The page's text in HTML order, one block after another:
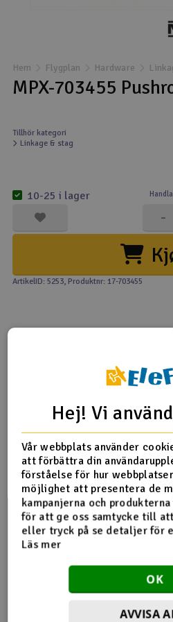
Drönare
Drönare för FPV
Flygplan
Kamerautrustning
Modellbygg- och
Modelljärnväg
Radioutrustning
Raketer
Scooter & elfordon
Smarthem, lek och
Solenergi
Verktyg, utrustning
Hem Flygplan Hardware
MPX-703455
Tillhör kategori
Linkage & stag
-
10-25 i lager
ArtikelID: 5253, Produktnr: 17-703455
Tipsa en vän
703455 Multiplex Pushrod-
Fler detaljer
Produkten är
förknippad med
Hej! Vi
Vår webbplats använder
att förbättra din
förståelse för hur
möjlighet att presentera de
kampanjerna och
för att ge oss samtycke till
eller tryck på se detaljer för
Läs mer
OK
AVVISA